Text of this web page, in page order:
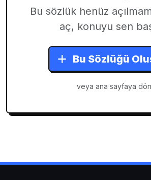
Bu sözlük henüz
aç, konuyu sen
Bu Sözlüğü
veya ana sayfaya dön